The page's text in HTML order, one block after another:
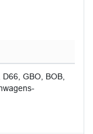
GBO, BOB,